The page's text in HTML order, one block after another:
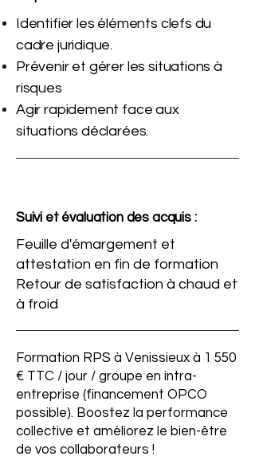
Identifier les éléments clefs du
cadre juridique.
Prévenir et gérer les situations à
risques
Agir rapidement face aux
situations déclarées.
Suivi et évaluation des acquis :
Feuille d'émargement et
attestation en fin de formation
Retour de satisfaction à chaud et
à froid
Formation RPS à Venissieux à 1 550
€ TTC / jour / groupe en intra-
entreprise (financement OPCO
possible). Boostez la performance
collective et améliorez le bien-être
de vos collaborateurs !